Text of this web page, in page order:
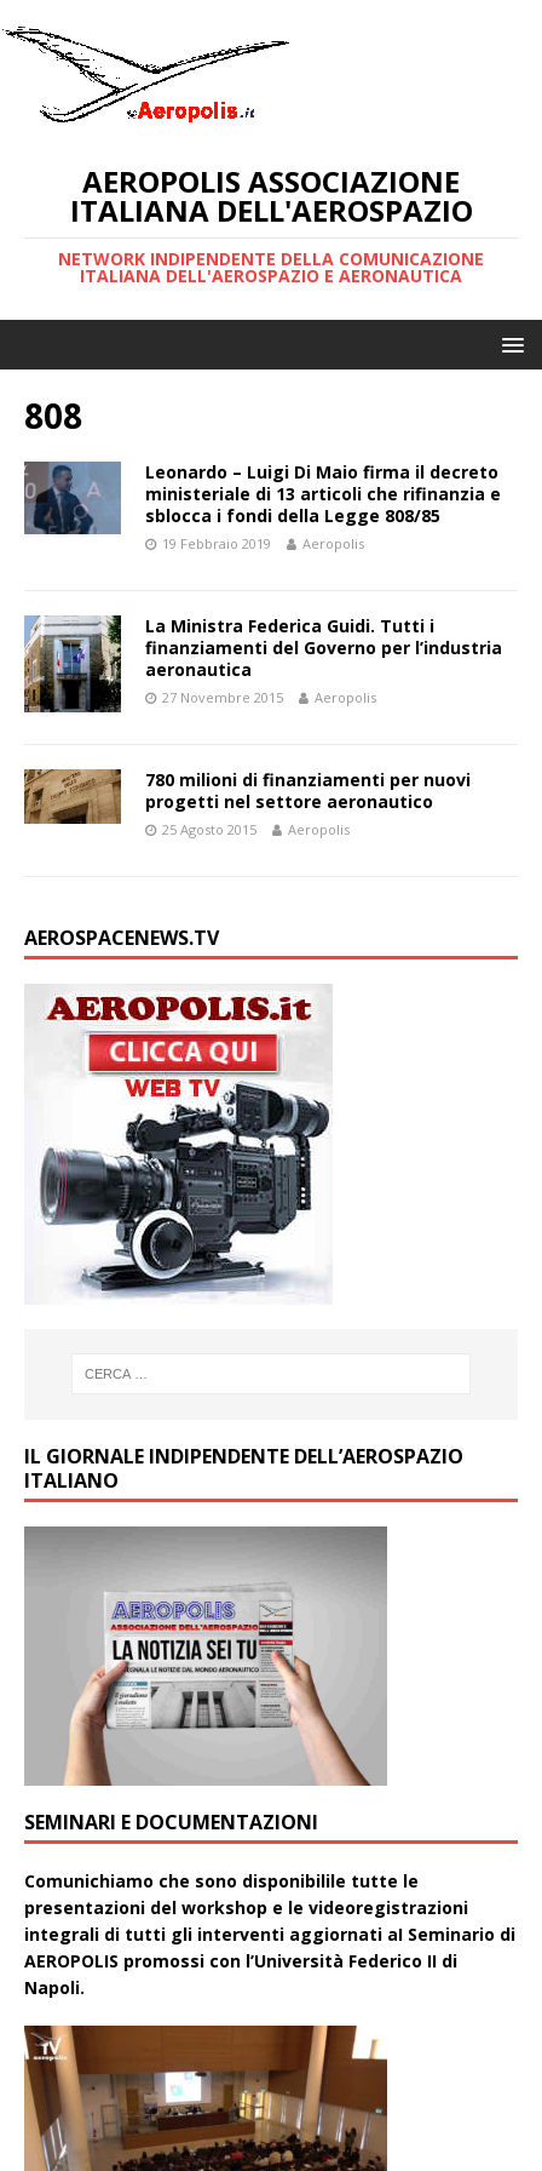
AEROPOLIS ASSOCIAZIONE
ITALIANA DELL'AEROSPAZIO
NETWORK INDIPENDENTE DELLA COMUNICAZIONE
ITALIANA DELL'AEROSPAZIO E AERONAUTICA
808
Leonardo – Luigi Di Maio firma il decreto
ministeriale di 13 articoli che rifinanzia e
sblocca i fondi della Legge 808/85
19 Febbraio 2019 Aeropolis
La Ministra Federica Guidi. Tutti i
finanziamenti del Governo per l’industria
aeronautica
27 Novembre 2015 Aeropolis
780 milioni di finanziamenti per nuovi
progetti nel settore aeronautico
25 Agosto 2015 Aeropolis
AEROSPACENEWS.TV
IL GIORNALE INDIPENDENTE DELL’AEROSPAZIO
ITALIANO
SEMINARI E DOCUMENTAZIONI
Comunichiamo che sono disponibilile tutte le
presentazioni del workshop e le videoregistrazioni
integrali di tutti gli interventi aggiornati aI Seminario di
AEROPOLIS promossi con l’Università Federico II di
Napoli.